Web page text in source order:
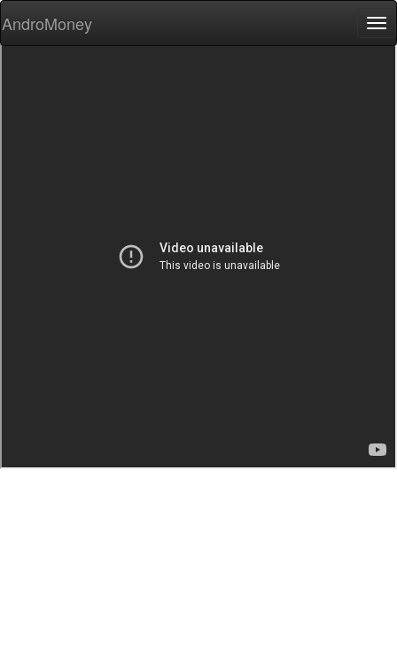
AndroMoney